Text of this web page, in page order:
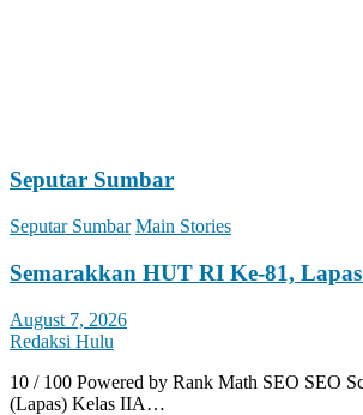
Seputar Sumbar
Seputar Sumbar Main Stories
Semarakkan HUT RI Ke-81,
August 7, 2026
Redaksi Hulu
10 / 100 Powered by Rank Math SEO SEO
(Lapas) Kelas IIA…